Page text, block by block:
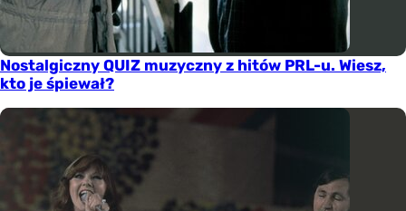
Nostalgiczny QUIZ muzyczny z hitów PRL-u. Wiesz,
kto je śpiewał?